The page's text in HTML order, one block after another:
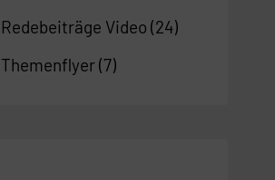
Redebeiträge Video (24)
Themenflyer(7)